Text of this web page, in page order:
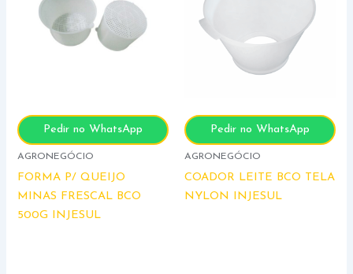
Pedir no WhatsApp
AGRONEGÓCIO
FORMA P/ QUEIJO
MINAS FRESCAL BCO
500G INJESUL
Pedir no WhatsApp
AGRONEGÓCIO
COADOR LEITE BCO TELA
NYLON INJESUL